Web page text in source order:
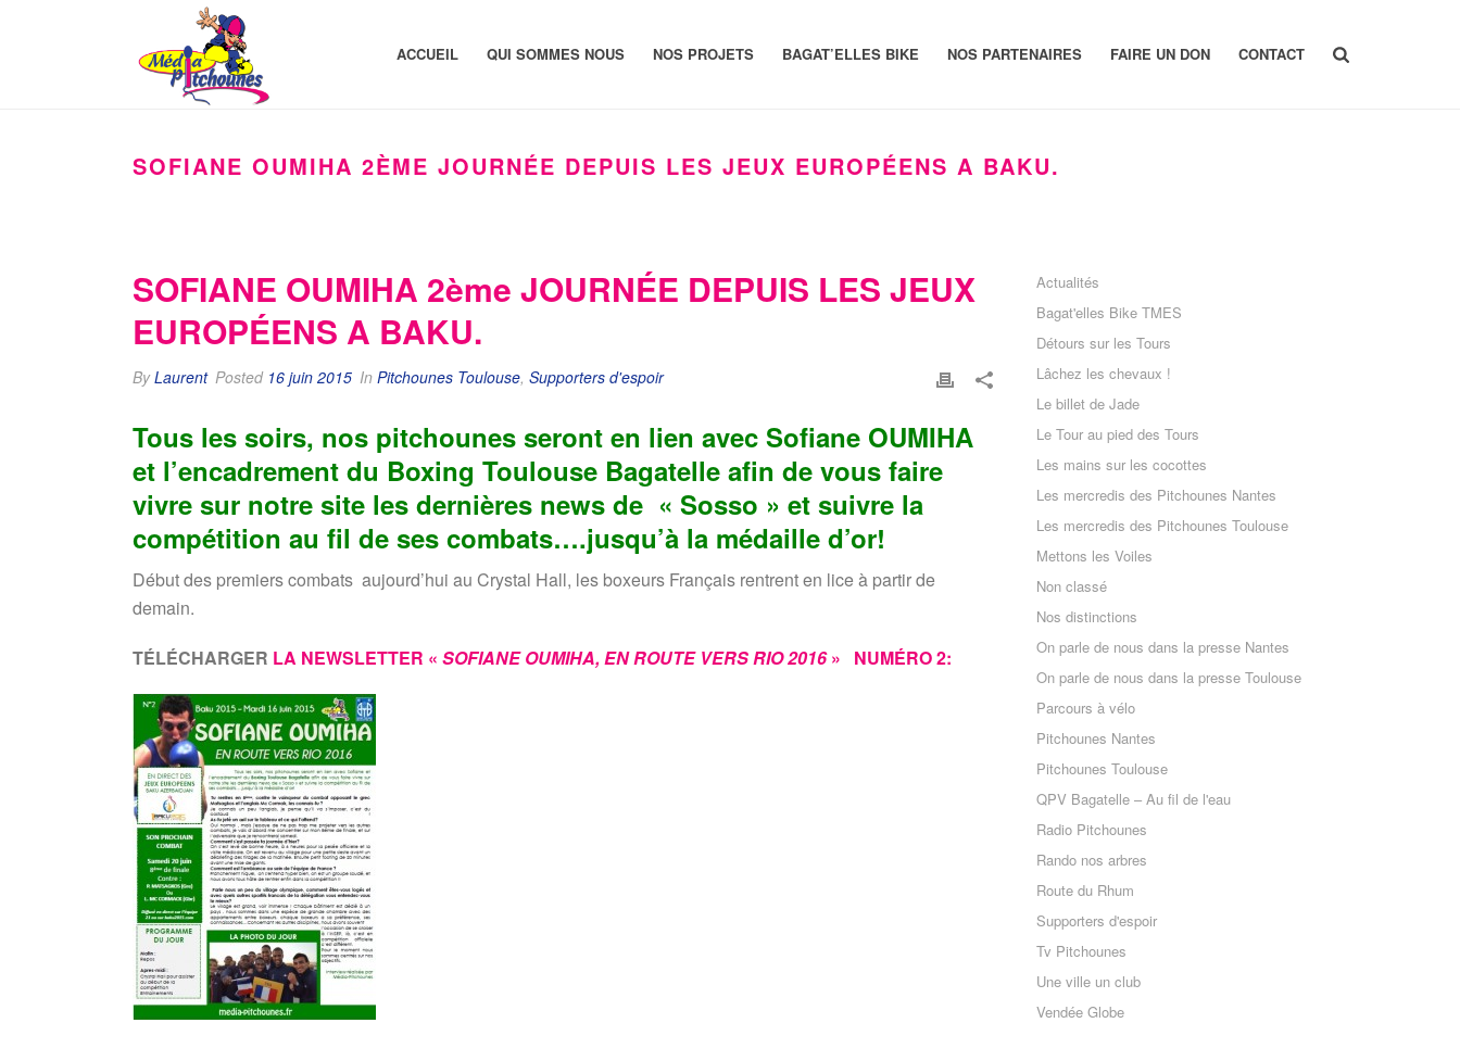
ACCUEIL QUI SOMMES NOUS NOS PROJETS BAGAT’ELLES BIKE NOS PARTENAIRES FAIRE UN DON CONTACT
SOFIANE OUMIHA 2ÈME JOURNÉE DEPUIS LES JEUX EUROPÉENS A BAKU.
SOFIANE OUMIHA 2ème JOURNÉE DEPUIS LES JEUX
EUROPÉENS A BAKU.
ByLaurent Posted 16 juin 2015 In Pitchounes Toulouse, Supporters d'espoir
Tous les soirs, nos pitchounes seront en lien avec Sofiane OUMIHA
et l’encadrement du Boxing Toulouse Bagatelle afin de vous faire
vivre sur notre site les dernières news de « Sosso » et suivre la
compétition au fil de ses combats….jusqu’à la médaille d’or!
Début des premiers combats aujourd’hui au Crystal Hall, les boxeurs Français rentrent en lice à partir de
demain.
TÉLÉCHARGER LA NEWSLETTER « SOFIANE OUMIHA, EN ROUTE VERS RIO 2016» NUMÉRO 2:
Actualités
Bagat'elles Bike TMES
Détours sur les Tours
Lâchez les chevaux !
Le billet de Jade
Le Tour au pied des Tours
Les mains sur les cocottes
Les mercredis des Pitchounes Nantes
Les mercredis des Pitchounes Toulouse
Mettons les Voiles
Non classé
Nos distinctions
On parle de nous dans la presse Nantes
On parle de nous dans la presse Toulouse
Parcours à vélo
Pitchounes Nantes
Pitchounes Toulouse
QPV Bagatelle – Au fil de l'eau
Radio Pitchounes
Rando nos arbres
Route du Rhum
Supporters d'espoir
Tv Pitchounes
Une ville un club
Vendée Globe